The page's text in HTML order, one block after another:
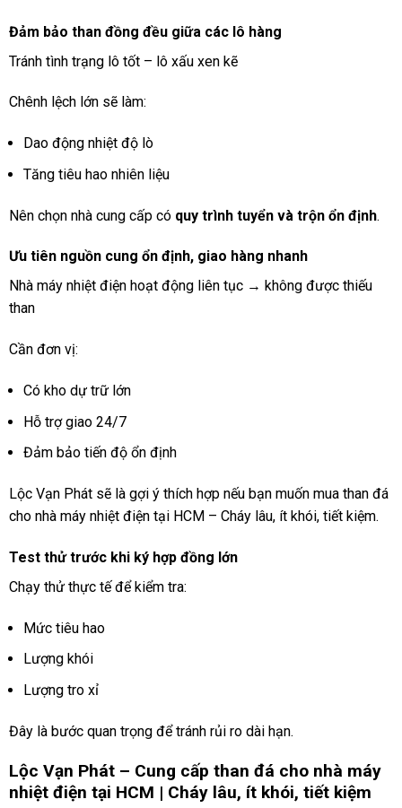
Đảm bảo than đồng đều giữa các lô hàng
Tránh tình trạng lô tốt – lô xấu xen kẽ
Chênh lệch lớn sẽ làm:
Dao động nhiệt độ lò
Tăng tiêu hao nhiên liệu
Nên chọn nhà cung cấp có quy trình tuyển và trộn ổn định.
Ưu tiên nguồn cung ổn định, giao hàng nhanh
Nhà máy nhiệt điện hoạt động liên tục → không được thiếu
than
Cần đơn vị:
Có kho dự trữ lớn
Hỗ trợ giao 24/7
Đảm bảo tiến độ ổn định
Lộc Vạn Phát sẽ là gợi ý thích hợp nếu bạn muốn mua than đá
cho nhà máy nhiệt điện tại HCM – Cháy lâu, ít khói, tiết kiệm.
Test thử trước khi ký hợp đồng lớn
Chạy thử thực tế để kiểm tra:
Mức tiêu hao
Lượng khói
Lượng tro xỉ
Đây là bước quan trọng để tránh rủi ro dài hạn.
Lộc Vạn Phát – Cung cấp than đá cho nhà máy
nhiệt điện tại HCM | Cháy lâu, ít khói, tiết kiệm